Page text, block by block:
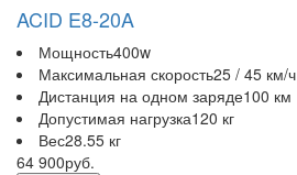
ACID E8-20A
Мощность400w
Максимальная скорость25 / 45 км/ч
Дистанция на одном заряде100 км
Допустимая нагрузка120 кг
Вес28.55 кг
64 900руб.